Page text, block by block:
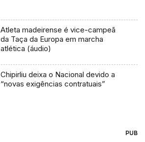
Atleta madeirense é vice-campeã
da Taça da Europa em marcha
atlética (áudio)
Chipirliu deixa o Nacional devido a
“novas exigências contratuais”
PUB